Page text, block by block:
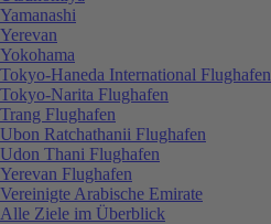
Yamanashi
Yerevan
Yokohama
Tokyo-Haneda International Flughafen
Tokyo-Narita Flughafen
Trang Flughafen
Ubon Ratchathanii Flughafen
Udon Thani Flughafen
Yerevan Flughafen
Vereinigte Arabische Emirate
Alle Ziele im Überblick